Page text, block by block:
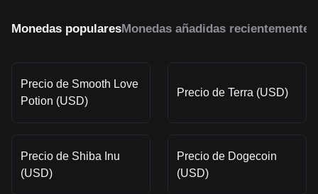
Monedas popularesMonedas añadidas recientemente
Precio de Smooth Love
Potion (USD)
Precio de Terra (USD)
Precio de Shiba Inu
(USD)
Precio de Dogecoin
(USD)